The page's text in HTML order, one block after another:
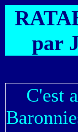
par
C'est